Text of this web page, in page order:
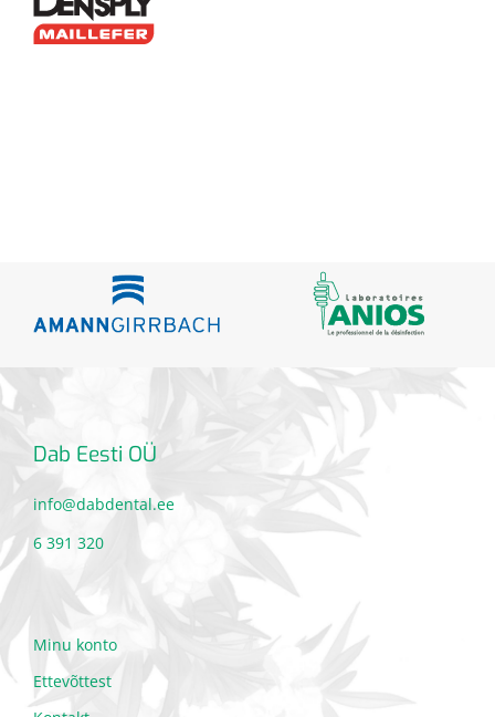
Dab Eesti OÜ
info@dabdental.ee
6 391 320
Minu konto
Ettevõttest